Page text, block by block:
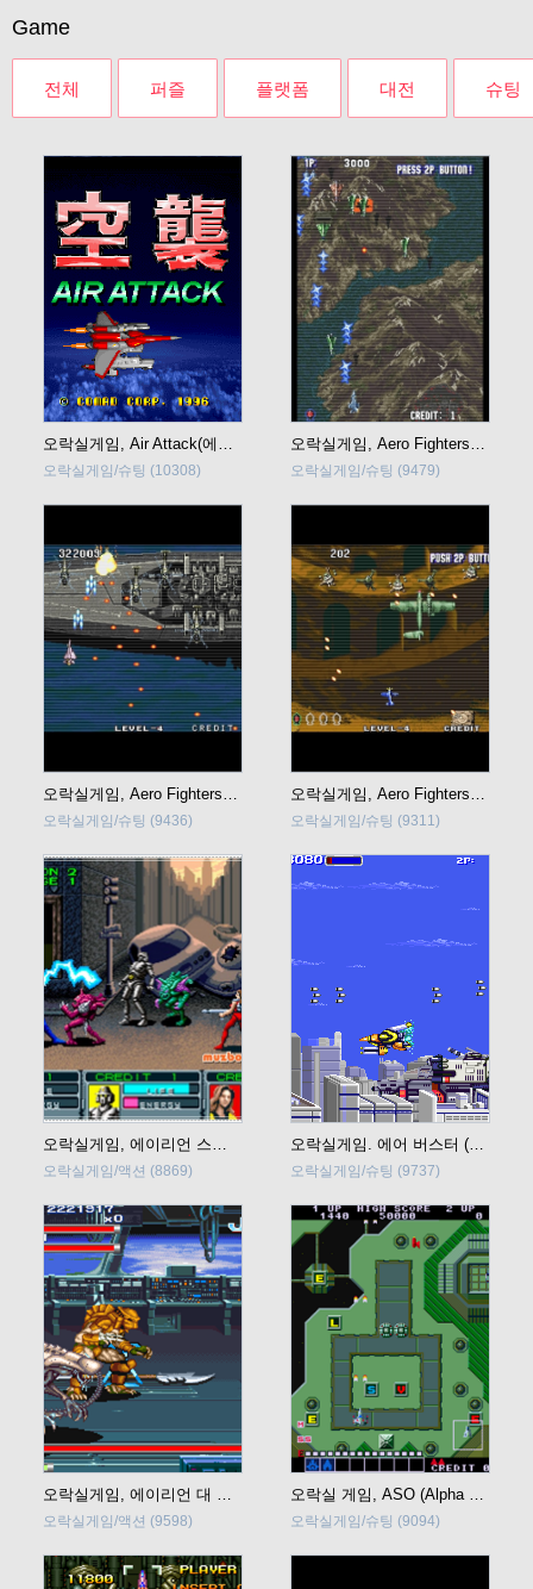
Game
전체 퍼즐 플랫폼 대전 슈팅
오락실게임, Air Attack(에어어택)
오락실게임/슈팅 (10308)
오락실게임, Aero Fighters (Sonic Wings, 소닉윙즈)
오락실게임/슈팅 (9479)
오락실게임, Aero Fighters 2 (Sonic Wings 2, 소닉윙즈2)
오락실게임/슈팅 (9436)
오락실게임, Aero Fighters 3 (Sonic Wings 3, 소닉윙즈3)
오락실게임/슈팅 (9311)
오락실게임/액션 (8869) 오락실게임/슈팅 (9737)
오락실게임/액션 (9598) 오락실게임/슈팅 (9094)